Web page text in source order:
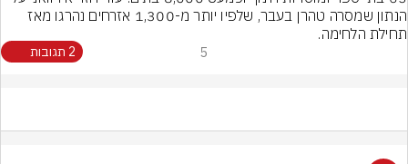
הנתון שמסרה טהרן בעבר, שלפיו יותר מ-1,300 אזרחים נהרגו מאז
תחילת הלחימה.
5 2 תגובות